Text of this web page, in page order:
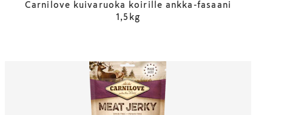
Carnilove kuivaruoka koirille ankka-fasaani
1,5kg